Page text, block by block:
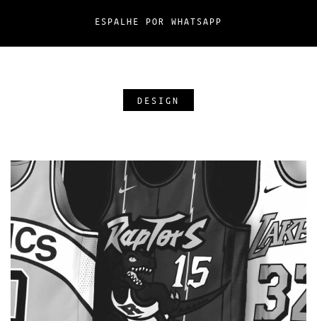
ESPALHE POR WHATSAPP
DESIGN